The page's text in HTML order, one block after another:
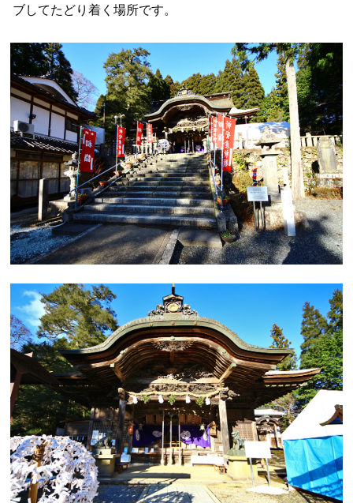
ブしてたどり着く場所です。